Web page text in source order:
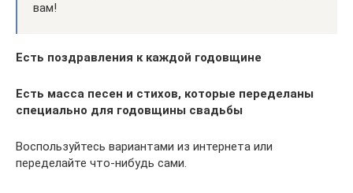
вам!
Есть поздравления к каждой годовщине
Есть масса песен и стихов, которые переделаны
специально для годовщины свадьбы
Воспользуйтесь вариантами из интернета или
переделайте что-нибудь сами.